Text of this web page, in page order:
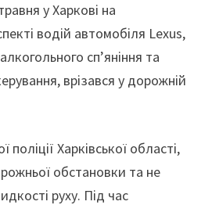
у Харкові на
водій автомобіля Lexus,
сп’яніння та
врізався у дорожній
Харківської області,
обстановки та не
руху. Під час